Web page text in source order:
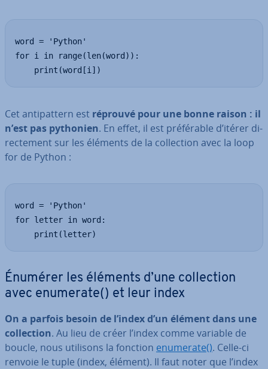
word = 'Python'
for i in range(len(word)):
    print(word[i])
Cet an­ti­pat­tern est réprouvé pour une bonne raison : il
n’est pas pythonien. En effet, il est pré­fé­rable d’itérer di­
rec­te­ment sur les éléments de la col­lec­tion avec la loop
for de Python :
word = 'Python'
for letter in word:
    print(letter)
Énumérer les éléments d’une col­lec­tion
avec enumerate() et leur index
On a parfois besoin de l’index d’un élément dans une
col­lec­tion. Au lieu de créer l’index comme variable de
boucle, nous utilisons la fonction enumerate(). Celle-ci
renvoie le tuple (index, élément). Il faut noter que l’index